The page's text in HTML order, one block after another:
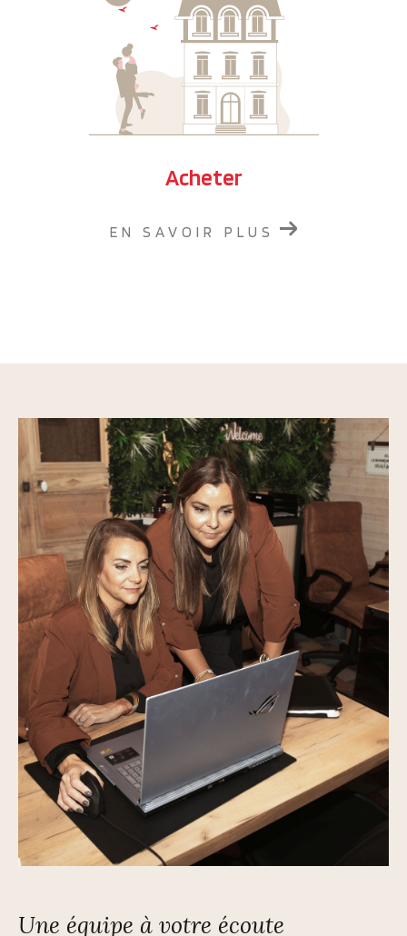
maintenant et confiez-nous la réalisation de votre
projet immobilier à Saint-Gilles.
Acheter
EN SAVOIR PLUS
Une équipe à votre écoute